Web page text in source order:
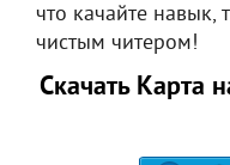
что качайте навык,
чистым читером!
Скачать Карта